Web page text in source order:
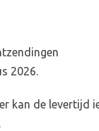
2026.
kan de levertijd